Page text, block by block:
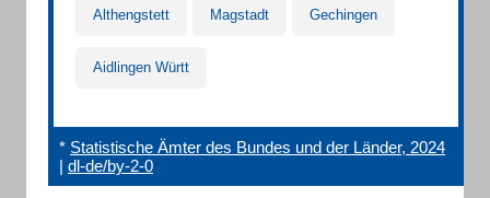
Althengstett Magstadt Gechingen
Aidlingen Württ
* Statistische Ämter des Bundes und der Länder, 2024
| dl-de/by-2-0